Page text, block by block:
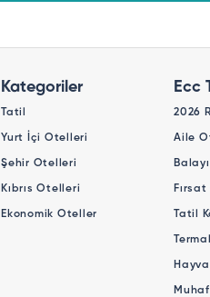
Kategoriler
Tatil
Yurt İçi Otelleri
Şehir Otelleri
Kıbrıs Otelleri
Ekonomik Oteller
Ecc
2026
Aile
Tatil